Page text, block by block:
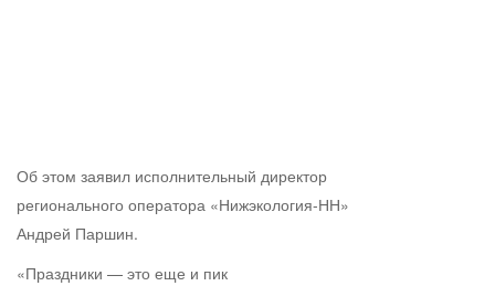
Об этом заявил исполнительный директор
регионального оператора «Нижэкология-НН»
Андрей Паршин.
«Праздники — это еще и пик